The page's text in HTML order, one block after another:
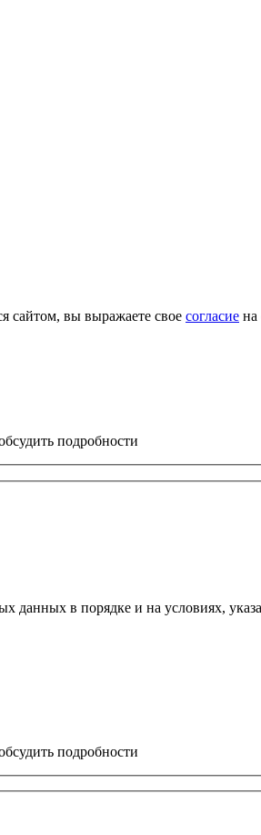
сайтом, вы выражаете свое согласие на
подробности
данных в порядке и на условиях,
подробности